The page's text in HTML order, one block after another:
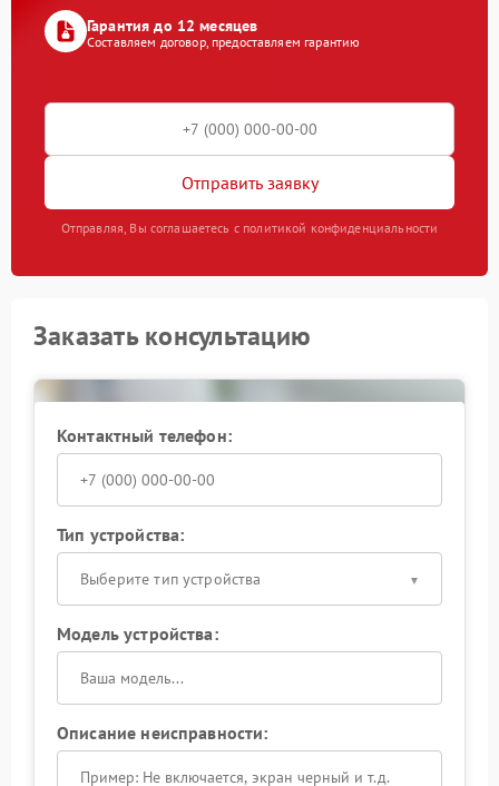
Гарантия до 12 месяцев
Составляем договор, предоставляем гарантию
Отправить заявку
Отправляя, Вы соглашаетесь с политикой конфиденциальности
Заказать консультацию
Контактный телефон:
Тип устройства:
Выберите тип устройства
Модель устройства:
Описание неисправности: